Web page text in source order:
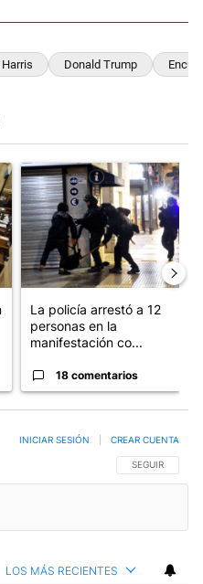
Donald Trump
título "El Senado dio media
Un artículo de tendencia con
La policía arrestó a 12
personas en la
manifestación co...
18 comentarios
SIGA ESTA
SEGUIR
INICIAR SESIÓN CREAR CUENTA
LOS MÁS RECIENTES